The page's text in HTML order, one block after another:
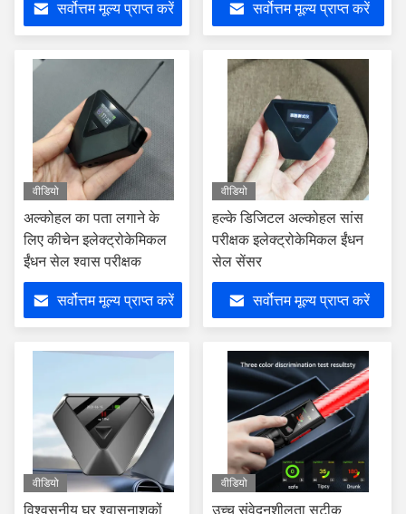
सर्वोत्तम मूल्य प्राप्त करें सर्वोत्तम मूल्य प्राप्त करें
वीडियो
अल्कोहल का पता लगाने के
लिए कीचेन इलेक्ट्रोकेमिकल
ईंधन सेल श्वास परीक्षक
सर्वोत्तम मूल्य प्राप्त करें
वीडियो
हल्के डिजिटल अल्कोहल सांस
परीक्षक इलेक्ट्रोकेमिकल ईंधन
सेल सेंसर
सर्वोत्तम मूल्य प्राप्त करें
वीडियो
विश्वसनीय घर श्वासनाशकों
वीडियो
उच्च संवेदनशीलता सटीक